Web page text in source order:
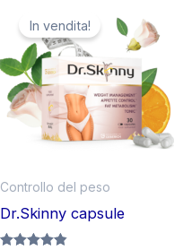
In vendita!
Controllo del peso
Dr.Skinny capsule